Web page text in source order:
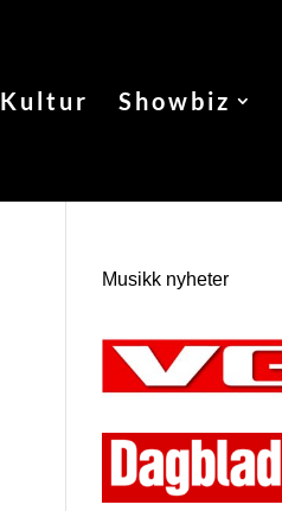
Kultur Showbiz
Musikk nyheter